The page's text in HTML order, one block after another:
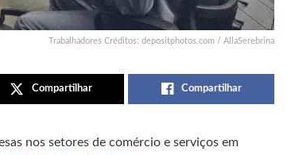
Trabalhadores Créditos: depositphotos.com / AllaSerebrina
Compartilhar Compartilhar
nos setores de comércio e serviços em